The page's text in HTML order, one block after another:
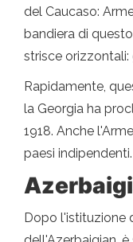
del Caucaso:
bandiera di
strisce orizzontali:
Rapidamente,
la Georgia ha
1918. Anche
paesi indipendenti.
Dopo l'istituzione